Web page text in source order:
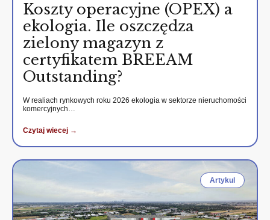
Koszty operacyjne (OPEX) a
ekologia. Ile oszczędza
zielony magazyn z
certyfikatem BREEAM
Outstanding?
W realiach rynkowych roku 2026 ekologia w sektorze nieruchomości
komercyjnych…
Czytaj wiecej →
Artykul